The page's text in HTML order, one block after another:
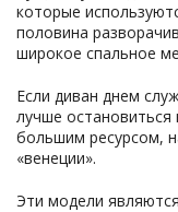
которые
половина
широкое спальное
Если диван днем
лучше
большим ресурсом,
«венеции».
Эти модели